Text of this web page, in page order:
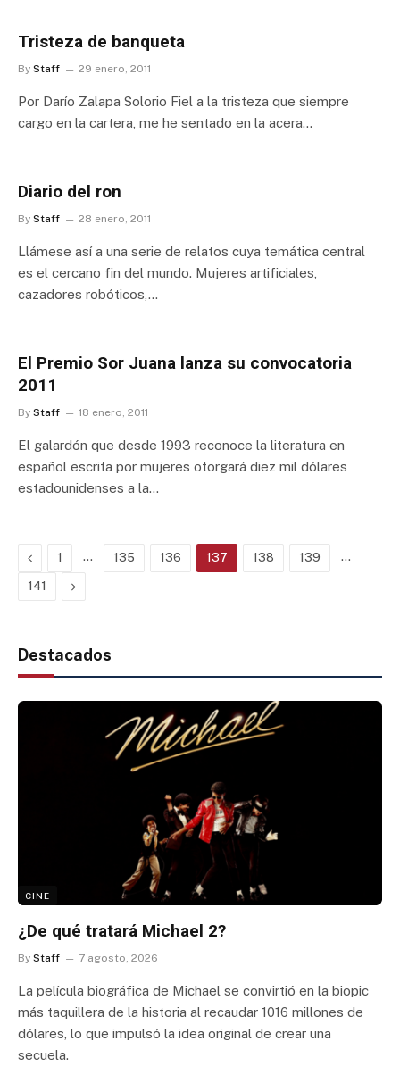
Tristeza de banqueta
By Staff 29 enero, 2011
Por Darío Zalapa Solorio Fiel a la tristeza que siempre
cargo en la cartera, me he sentado en la acera…
Diario del ron
By Staff 28 enero, 2011
Llámese así a una serie de relatos cuya temática central
es el cercano fin del mundo. Mujeres artificiales,
cazadores robóticos,…
El Premio Sor Juana lanza su convocatoria
2011
By Staff 18 enero, 2011
El galardón que desde 1993 reconoce la literatura en
español escrita por mujeres otorgará diez mil dólares
estadounidenses a la…
Previous
1 … 135 136 137 138 139 …
141 Next
Destacados
CINE
¿De qué tratará Michael 2?
By Staff 7 agosto, 2026
La película biográfica de Michael se convirtió en la biopic
más taquillera de la historia al recaudar 1016 millones de
dólares, lo que impulsó la idea original de crear una
secuela.